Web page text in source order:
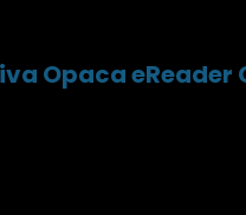
Opaca eReader